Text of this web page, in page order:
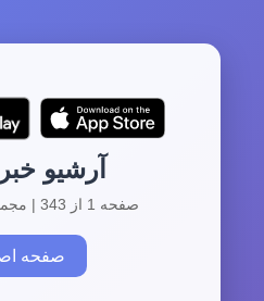
آرشیو
صفحه 1 از 343 | مجموع 3426 آرشیو
صفحه